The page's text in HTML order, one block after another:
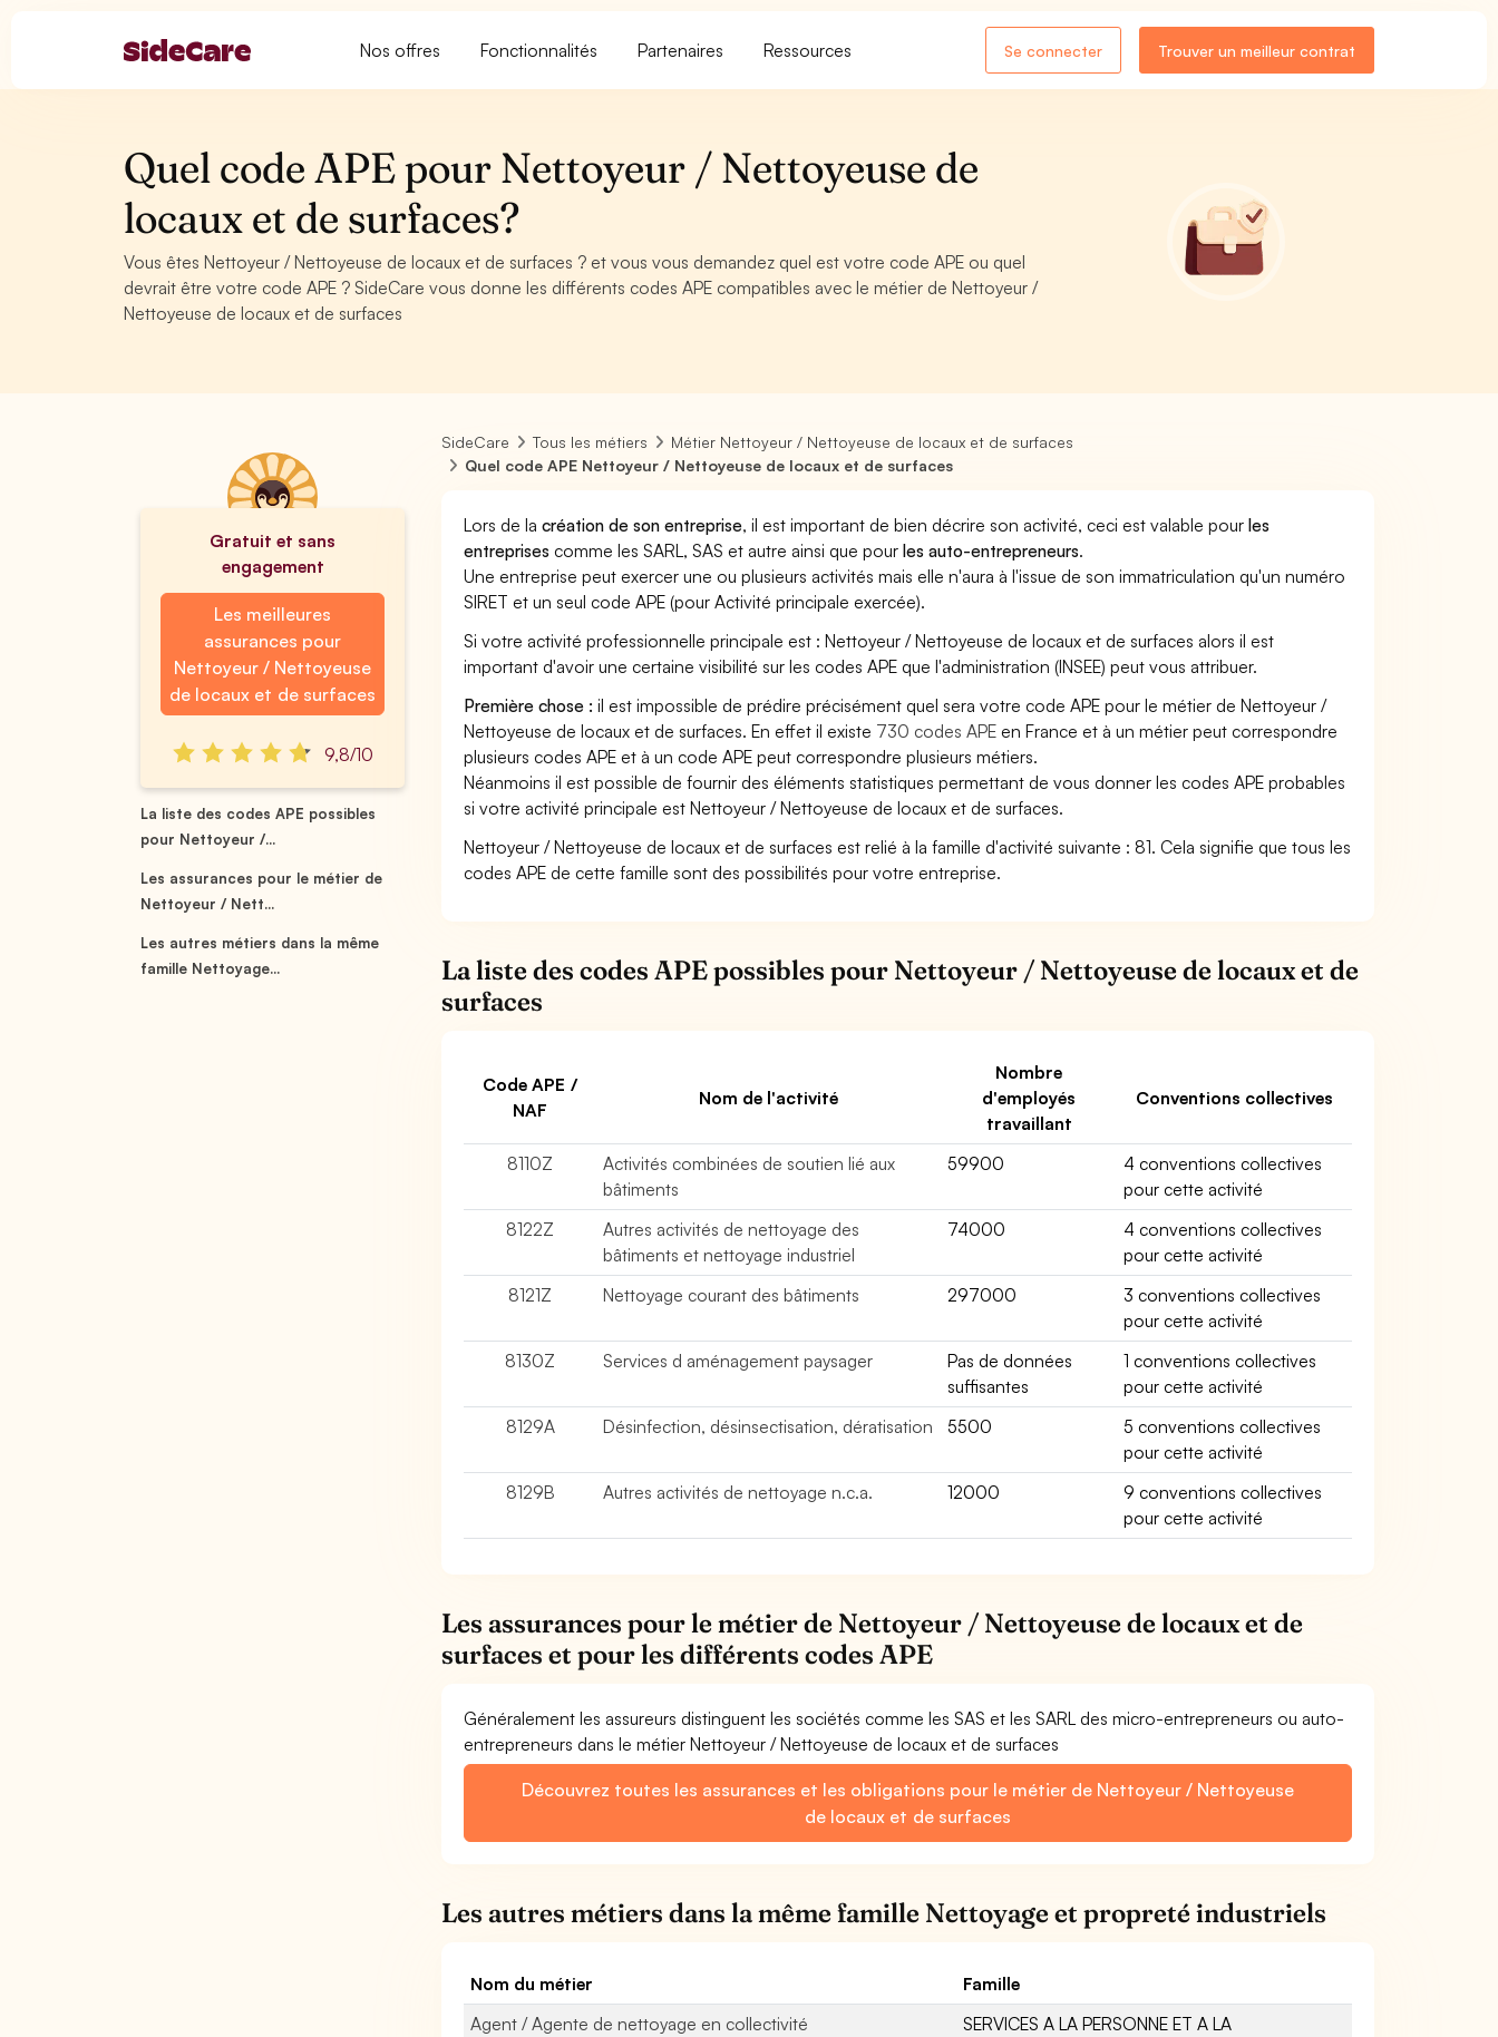
Nos offres Fonctionnalités Partenaires Ressources Se connecter Trouver un meilleur contrat
Quel code APE pour Nettoyeur / Nettoyeuse de
locaux et de surfaces?
Vous êtes Nettoyeur / Nettoyeuse de locaux et de surfaces ? et vous vous demandez quel est votre code APE ou quel
devrait être votre code APE ? SideCare vous donne les différents codes APE compatibles avec le métier de Nettoyeur /
Nettoyeuse de locaux et de surfaces
Gratuit et sans
engagement
Les meilleures
assurances pour
Nettoyeur / Nettoyeuse
de locaux et de surfaces
9,8/10
La liste des codes APE possibles
pour Nettoyeur /...
Les assurances pour le métier de
Nettoyeur / Nett...
Les autres métiers dans la même
famille Nettoyage...
SideCare Tous les métiers
Métier Nettoyeur / Nettoyeuse de locaux et de surfaces
Quel code APE Nettoyeur / Nettoyeuse de locaux et de surfaces
Lors de lacréation de son entreprise, il est important de bien décrire son activité, ceci est valable pourles
entreprises comme les SARL, SAS et autre ainsi que pourles auto-entrepreneurs.
Une entreprise peut exercer une ou plusieurs activités mais elle n'aura à l'issue de son immatriculation qu'un numéro
SIRET et un seul code APE (pour Activité principale exercée).
Si votre activité professionnelle principale est : Nettoyeur / Nettoyeuse de locaux et de surfaces alors il est
important d'avoir une certaine visibilité sur les codes APE que l'administration (INSEE) peut vous attribuer.
Première chose : il est impossible de prédire précisément quel sera votre code APE pour le métier de Nettoyeur /
Nettoyeuse de locaux et de surfaces. En effet il existe 730 codes APE en France et à un métier peut correspondre
plusieurs codes APE et à un code APE peut correspondre plusieurs métiers.
Néanmoins il est possible de fournir des éléments statistiques permettant de vous donner les codes APE probables
si votre activité principale est Nettoyeur / Nettoyeuse de locaux et de surfaces.
Nettoyeur / Nettoyeuse de locaux et de surfaces est relié à la famille d'activité suivante : 81. Cela signifie que tous les
codes APE de cette famille sont des possibilités pour votre entreprise.
La liste des codes APE possibles pour Nettoyeur / Nettoyeuse de locaux et de
surfaces
Code APE /
NAF
Nom de l'activité
Nombre
d'employés
travaillant
Conventions collectives
8110Z
Activités combinées de soutien lié aux
bâtiments
59900
4 conventions collectives
pour cette activité
8122Z
Autres activités de nettoyage des
bâtiments et nettoyage industriel
74000
4 conventions collectives
pour cette activité
8121Z
Nettoyage courant des bâtiments 297000
3 conventions collectives
pour cette activité
8130Z
Services d aménagement paysager
Pas de données
suffisantes
1 conventions collectives
pour cette activité
8129A
Désinfection, désinsectisation, dératisation 5500
5 conventions collectives
pour cette activité
8129B
Autres activités de nettoyage n.c.a. 12000
9 conventions collectives
pour cette activité
Les assurances pour le métier de Nettoyeur / Nettoyeuse de locaux et de
surfaces et pour les différents codes APE
Généralement les assureurs distinguent les sociétés comme les SAS et les SARL des micro-entrepreneurs ou auto-
entrepreneurs dans le métier Nettoyeur / Nettoyeuse de locaux et de surfaces
Découvrez toutes les assurances et les obligations pour le métier de Nettoyeur / Nettoyeuse
de locaux et de surfaces
Les autres métiers dans la même famille Nettoyage et propreté industriels
Nom du métier
Famille
Agent / Agente de nettoyage en collectivité
SERVICES A LA PERSONNE ET A LA